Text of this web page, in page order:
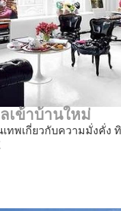
เข้าบ้านใหม่
เทพเกี่ยวกับความมั่งคั่ง